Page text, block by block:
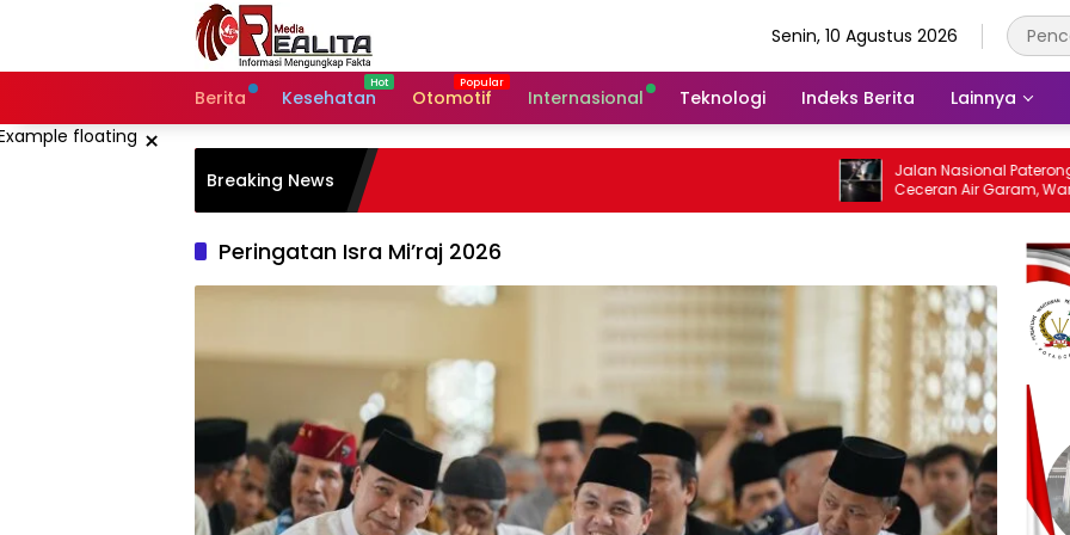
Senin, 10 Agustus 2026
Berita Kesehatan Otomotif Internasional Teknologi Indeks Berita Lainnya
×
Breaking News
Jalan Nasional Paterongan Licin
Ceceran Air Garam, Warga Soroti
Lambatnya Penanganan
Peringatan Isra Mi’raj 2026